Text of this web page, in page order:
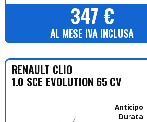
347 €
AL MESE IVA INCLUSA
RENAULT CLIO
1.0 SCE EVOLUTION 65 CV
Anticipo
Durata